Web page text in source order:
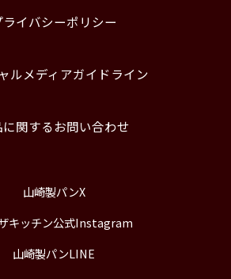
ライバシーポリシー
ルメディアガイドライン
に関するお問い合わせ
山崎製パンX
キッチン公式Instagram
山崎製パンLINE